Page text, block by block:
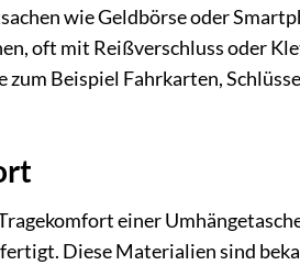
wie Geldbörse oder
oft mit Reißverschluss oder
Beispiel Fahrkarten,
einer
Diese Materialien sind